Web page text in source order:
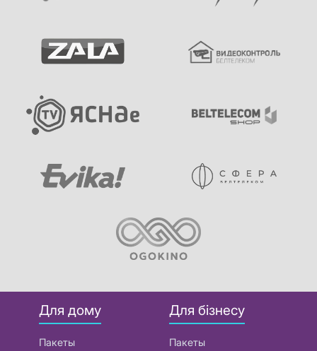
Для дому
Пакеты
Для бізнесу
Пакеты